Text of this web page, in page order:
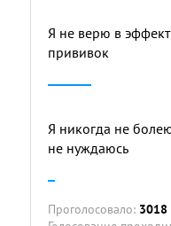
Я не верю в
прививок
Я никогда не
не нуждаюсь
Проголосовало: 3018